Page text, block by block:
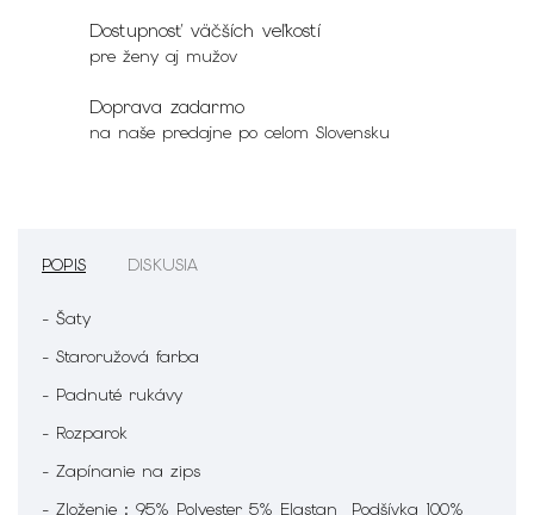
Dostupnosť väčších veľkostí
pre ženy aj mužov
Doprava zadarmo
na naše predajne po celom Slovensku
POPIS DISKUSIA
- Šaty
- Staroružová farba
- Padnuté rukávy
- Rozparok
- Zapínanie na zips
- Zloženie : 95% Polyester 5% Elastan Podšívka 100%